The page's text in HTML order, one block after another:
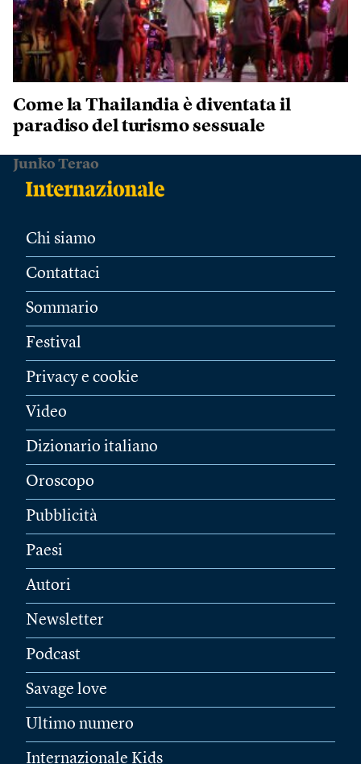
Come la Thailandia è diventata il
paradiso del turismo sessuale
Junko Terao
Chi siamo
Contattaci
Sommario
Festival
Privacy e cookie
Video
Dizionario italiano
Oroscopo
Pubblicità
Paesi
Autori
Newsletter
Podcast
Savage love
Ultimo numero
Internazionale Kids